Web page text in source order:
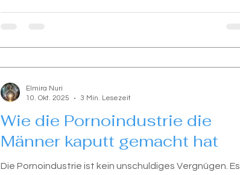
Wie die Pornoindustrie die
Männer kaputt gemacht hat
Die Pornoindustrie ist kein unschuldiges Vergnügen. Es
Elmira Nuri
10. Okt. 2025
3 Min. Lesezeit